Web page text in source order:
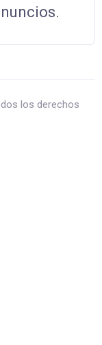
los derechos